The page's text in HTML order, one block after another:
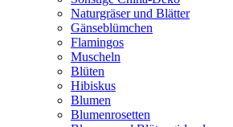
Naturgräser und Blätter
Gänseblümchen
Flamingos
Muscheln
Blüten
Hibiskus
Blumen
Blumenrosetten